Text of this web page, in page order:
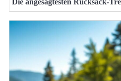
Die angesagtesten Rucksack-